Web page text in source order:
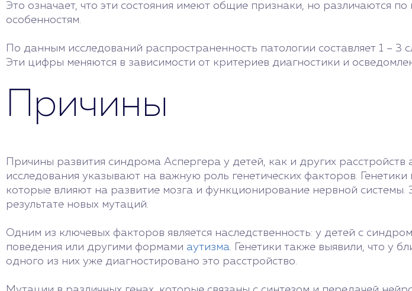
Это означает, что эти состояния имеют общие признаки, но различаются
особенностям.
По данным исследований распространенность патологии составляет 1 – 3
Эти цифры меняются в зависимости от критериев диагностики и
Причины
Причины развития синдрома Аспергера у детей, как и других
исследования указывают на важную роль генетических факторов.
которые влияют на развитие мозга и функционирование нервной системы.
результате новых мутаций.
Одним из ключевых факторов является наследственность: у детей с
поведения или другими формами аутизма. Генетики также выявили, что у
одного из них уже диагностировано это расстройство.